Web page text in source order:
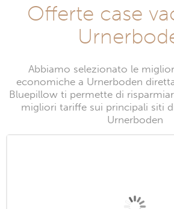
Offerte case
Abbiamo selezionato le
economiche a Urnerboden
Bluepillow ti permette di
migliori tariffe sui principali siti
Urnerboden